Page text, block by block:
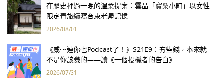
在歷史裡過一晚的溫柔提案：雲品「寶桑小町」以女性
限定青旅續寫台東老屋記憶
2026/08/01
《威～連你也Podcast了！》S21E9：有些錢，本來就
不是你該賺的——讀《一個投機者的告白》
2026/07/31